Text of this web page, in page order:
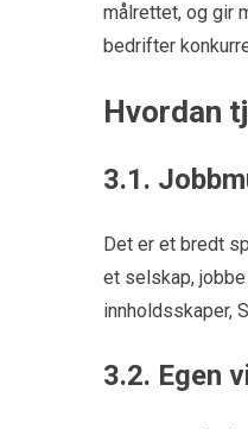
målrettet, og gir
bedrifter
Hvordan
3.1.
Det er et bredt
et selskap,
innholdsskaper,
3.2. Egen